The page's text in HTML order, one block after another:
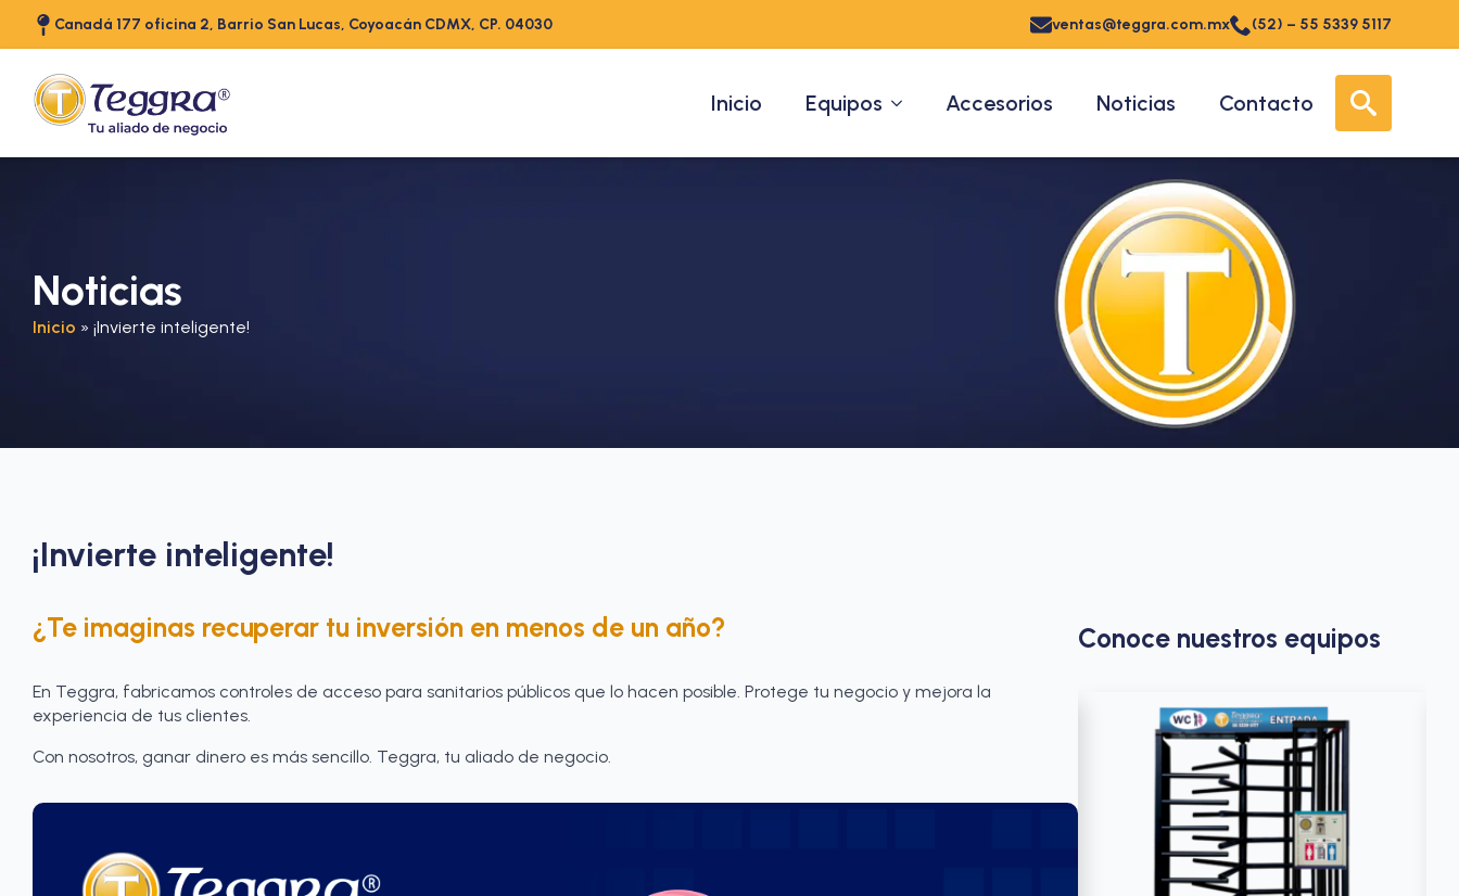
Canadá 177 oficina 2, Barrio San Lucas, Coyoacán CDMX, CP. 04030 ventas@teggra.com.mx (52) – 55 5339 5117
Inicio Equipos Accesorios Noticias
Contacto
Noticias
Inicio » ¡Invierte inteligente!
¡Invierte inteligente!
¿Te imaginas recuperar tu inversión en menos de un año?
En Teggra, fabricamos controles de acceso para sanitarios públicos que lo hacen posible. Protege tu negocio y mejora la
experiencia de tus clientes.
Con nosotros, ganar dinero es más sencillo. Teggra, tu aliado de negocio.
Conoce nuestros equipos